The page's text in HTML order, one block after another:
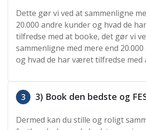
Dette gør vi ved at sammenligne
20.000 andre kunder og hvad de
tilfredse med at booke, det gør vi
sammenligne med mere end
og hvad de har været tilfredse med
3 3) Book den bedste og
Dermed kan du stille og roligt